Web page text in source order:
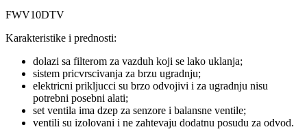
FWV10DTV
Karakteristike i prednosti:
dolazi sa filterom za vazduh koji se lako uklanja;
sistem pricvrscivanja za brzu ugradnju;
elektricni prikljucci su brzo odvojivi i za ugradnju nisu
potrebni posebni alati;
set ventila ima dzep za senzore i balansne ventile;
ventili su izolovani i ne zahtevaju dodatnu posudu za odvod.